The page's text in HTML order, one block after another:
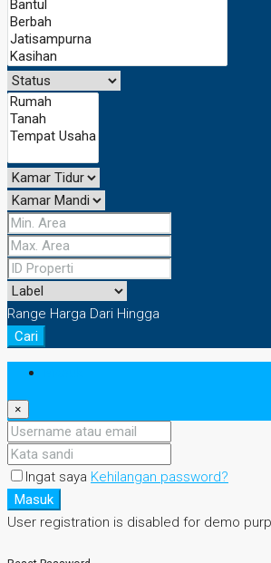
Range Harga Dari Hingga
Cari
×
Ingat saya Kehilangan password?
Masuk
User registration is disabled for demo